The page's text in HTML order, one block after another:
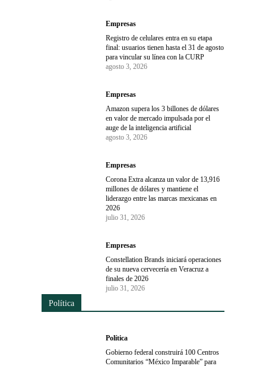
Empresas
Registro de celulares entra en su etapa
final: usuarios tienen hasta el 31 de agosto
para vincular su línea con la CURP
agosto 3, 2026
Empresas
Amazon supera los 3 billones de dólares
en valor de mercado impulsada por el
auge de la inteligencia artificial
agosto 3, 2026
Empresas
Corona Extra alcanza un valor de 13,916
millones de dólares y mantiene el
liderazgo entre las marcas mexicanas en
2026
julio 31, 2026
Empresas
Constellation Brands iniciará operaciones
de su nueva cervecería en Veracruz a
finales de 2026
julio 31, 2026
Política
Política
Gobierno federal construirá 100 Centros
Comunitarios “México Imparable” para